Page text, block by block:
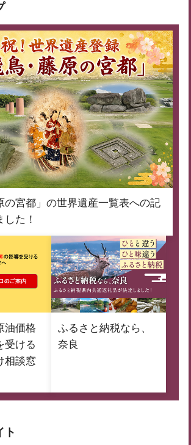
の宮都」の世界遺産一覧表への記
た！
油価格
受ける
相談窓
ふるさと納税なら、
奈良
ト